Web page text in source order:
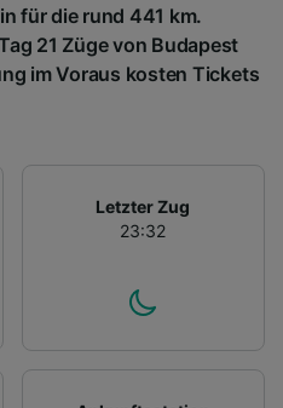
für die rund 441 km.
21 Züge von Budapest
im Voraus kosten Tickets
Letzter Zug
23:32